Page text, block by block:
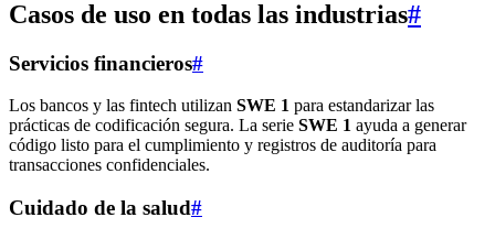
Casos de uso en todas las industrias#
Servicios financieros#
Los bancos y las fintech utilizan SWE 1 para estandarizar las
prácticas de codificación segura. La serie SWE 1 ayuda a generar
código listo para el cumplimiento y registros de auditoría para
transacciones confidenciales.
Cuidado de la salud#